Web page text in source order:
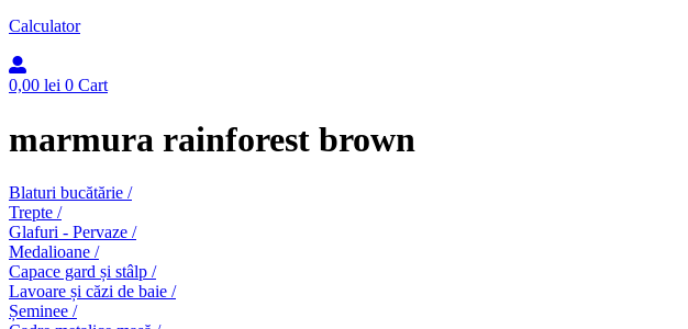
Calculator
0,00 lei 0 Cart
marmura rainforest brown
Blaturi bucătărie /
Trepte /
Glafuri - Pervaze /
Medalioane /
Capace gard și stâlp /
Lavoare și căzi de baie /
Șeminee /